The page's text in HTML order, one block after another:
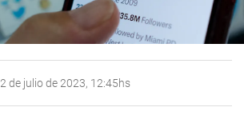
2 de julio de 2023, 12:45hs